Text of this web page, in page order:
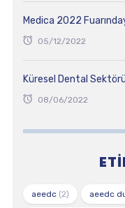
Medica 2022
05/12/2022
Küresel Dental
08/06/2022
aeedc(2) aeedc